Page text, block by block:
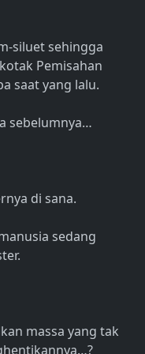
siluet sehingga
Pemisahan
saat yang lalu.
sebelumnya…
di sana.
sedang
massa yang tak